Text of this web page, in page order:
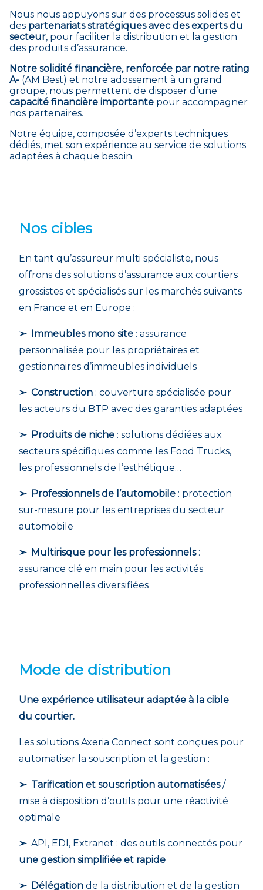
Nous nous appuyons sur des processus solides et
des partenariats stratégiques avec des experts du
secteur, pour faciliter la distribution et la gestion
des produits d’assurance.
Notre solidité financière, renforcée par notre rating
A- (AM Best) et notre adossement à un grand
groupe, nous permettent de disposer d’une
capacité financière importante pour accompagner
nos partenaires.
Notre équipe, composée d’experts techniques
dédiés, met son expérience au service de solutions
adaptées à chaque besoin.
Nos cibles
En tant qu’assureur multi spécialiste, nous
offrons des solutions d’assurance aux courtiers
grossistes et spécialisés sur les marchés suivants
en France et en Europe :
➣ Immeubles mono site : assurance
personnalisée pour les propriétaires et
gestionnaires d’immeubles individuels
➣ Construction : couverture spécialisée pour
les acteurs du BTP avec des garanties adaptées
➣ Produits de niche : solutions dédiées aux
secteurs spécifiques comme les Food Trucks,
les professionnels de l’esthétique…
➣ Professionnels de l’automobile : protection
sur-mesure pour les entreprises du secteur
automobile
➣ Multirisque pour les professionnels:
assurance clé en main pour les activités
professionnelles diversifiées
Mode de distribution
Une expérience utilisateur adaptée à la cible
du courtier.
Les solutions Axeria Connect sont conçues pour
automatiser la souscription et la gestion :
➣ Tarification et souscription automatisées/
mise à disposition d’outils pour une réactivité
optimale
➣ API, EDI, Extranet : des outils connectés pour
une gestion simplifiée et rapide
➣ Délégation de la distribution et de la gestion